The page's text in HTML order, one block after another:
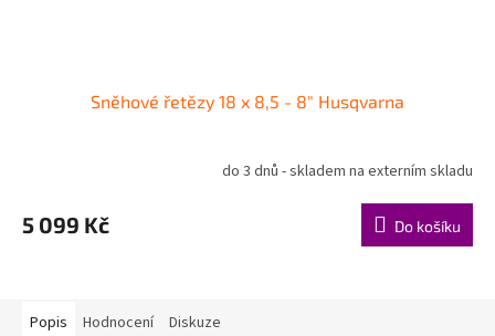
Sněhové řetězy 18 x 8,5 - 8" Husqvarna
do 3 dnů - skladem na externím skladu
5 099 Kč Do košíku
Popis Hodnocení Diskuze